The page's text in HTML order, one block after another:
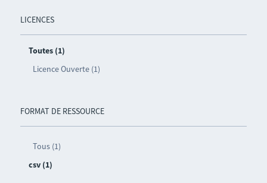
LICENCES
Toutes (1)
Licence Ouverte (1)
FORMAT DE RESSOURCE
Tous (1)
csv (1)